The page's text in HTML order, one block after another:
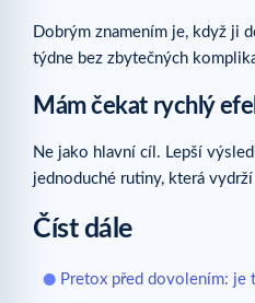
Dobrým znamením je, když ji
týdne bez zbytečných
Mám čekat rychlý
Ne jako hlavní cíl. Lepší
jednoduché rutiny, která
Číst dále
Pretox před dovolením: je